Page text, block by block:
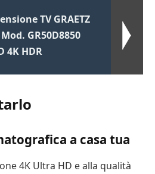
TV GRAETZ
GR50D8850
4K HDR
a casa tua
4K Ultra HD e alla qualità